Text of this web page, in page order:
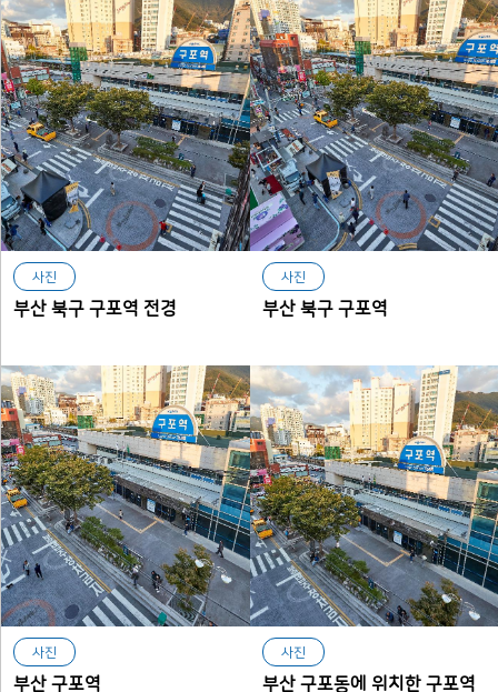
사진
부산 북구 구포역 전경
사진
부산 북구 구포역
사진
부산 구포역
사진
부산 구포동에 위치한 구포역